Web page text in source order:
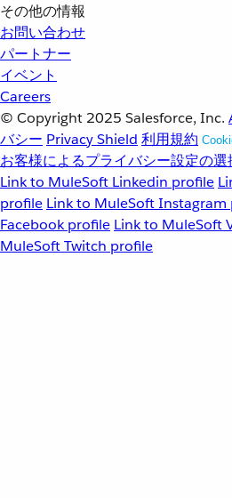
その他の情報
お問い合わせ
パートナー
イベント
Careers
© Copyright 2025 Salesforce, Inc.
バシー Privacy Shield 利用規約
お客様によるプライバシー設定の選
Link to MuleSoft Linkedin profile
profile Link to MuleSoft Instagram
Facebook profile Link to MuleSoft
MuleSoft Twitch profile